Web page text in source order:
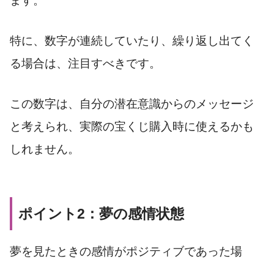
特に、数字が連続していたり、繰り返し出てく
る場合は、注目すべきです。
この数字は、自分の潜在意識からのメッセージ
と考えられ、実際の宝くじ購入時に使えるかも
しれません。
ポイント2：夢の感情状態
夢を見たときの感情がポジティブであった場